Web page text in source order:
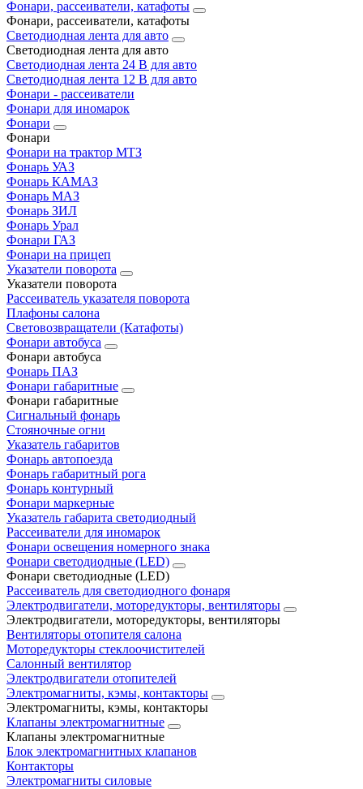
Фонари, рассеиватели, катафоты
Фонари, рассеиватели, катафоты
Светодиодная лента для авто
Светодиодная лента для авто
Светодиодная лента 24 В для авто
Светодиодная лента 12 В для авто
Фонари - рассеиватели
Фонари для иномарок
Фонари
Фонари
Фонари на трактор МТЗ
Фонарь УАЗ
Фонарь КАМАЗ
Фонарь МАЗ
Фонарь ЗИЛ
Фонарь Урал
Фонари ГАЗ
Фонари на прицеп
Указатели поворота
Указатели поворота
Рассеиватель указателя поворота
Плафоны салона
Световозвращатели (Катафоты)
Фонари автобуса
Фонари автобуса
Фонарь ПАЗ
Фонари габаритные
Фонари габаритные
Сигнальный фонарь
Стояночные огни
Указатель габаритов
Фонарь автопоезда
Фонарь габаритный рога
Фонарь контурный
Фонари маркерные
Указатель габарита светодиодный
Рассеиватели для иномарок
Фонари освещения номерного знака
Фонари светодиодные (LED)
Фонари светодиодные (LED)
Рассеиватель для светодиодного фонаря
Электродвигатели, моторедукторы, вентиляторы
Электродвигатели, моторедукторы, вентиляторы
Вентиляторы отопителя салона
Моторедукторы стеклоочистителей
Салонный вентилятор
Электродвигатели отопителей
Электромагниты, кэмы, контакторы
Электромагниты, кэмы, контакторы
Клапаны электромагнитные
Клапаны электромагнитные
Блок электромагнитных клапанов
Контакторы
Электромагниты силовые